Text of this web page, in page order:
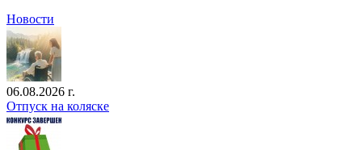
Новости
06.08.2026 г.
Отпуск на коляске